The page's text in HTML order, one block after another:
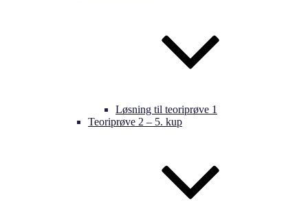
Løsning til teoriprøve 1
Teoriprøve 2 – 5. kup